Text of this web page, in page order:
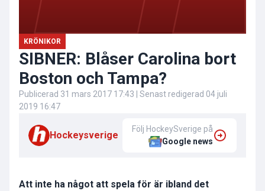
KRÖNIKOR
SIBNER: Blåser Carolina bort
Boston och Tampa?
Publicerad 31 mars 2017 17:43 | Senast redigerad 04 juli
2019 16:47
Hockeysverige
Följ HockeySverige på
Google news
Att inte ha något att spela för är ibland det